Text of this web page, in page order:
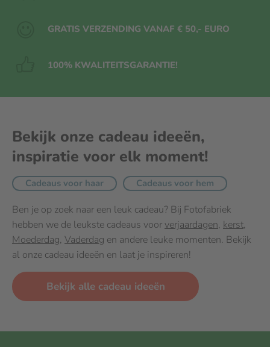
GRATIS VERZENDING VANAF € 50,- EURO
100% KWALITEITSGARANTIE!
Bekijk onze cadeau ideeën,
inspiratie voor elk moment!
Cadeaus voor haar Cadeaus voor hem
Ben je op zoek naar een leuk cadeau? Bij Fotofabriek
hebben we de leukste cadeaus voor verjaardagen, kerst,
Moederdag, Vaderdag en andere leuke momenten. Bekijk
al onze cadeau ideeën en laat je inspireren!
Bekijk alle cadeau ideeën